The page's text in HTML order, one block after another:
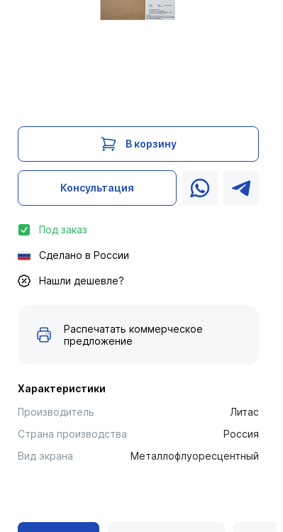
Характеристики
Производитель
Литас
Страна производства
Россия
Вид экрана
Металлофлуоресцентный
В корзину
Консультация
Под заказ
Сделано в России
Нашли дешевле?
Распечатать коммерческое
предложение